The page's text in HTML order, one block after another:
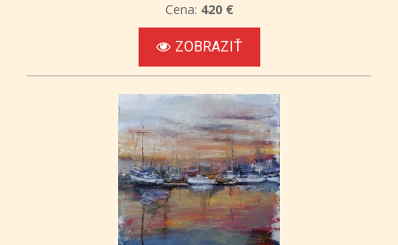
Cena: 420 €
ZOBRAZIŤ